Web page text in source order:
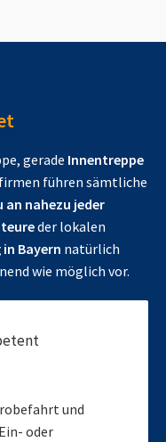
gerade Innentreppe
führen sämtliche
an nahezu jeder
der lokalen
Bayern natürlich
wie möglich vor.
und
oder